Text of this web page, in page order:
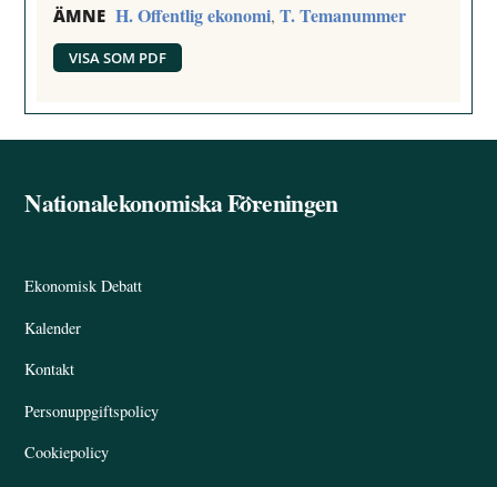
ÄMNE H. Offentlig ekonomi,T. Temanummer
VISA SOM PDF
Back
Nationalekonomiska Föreningen
Ekonomisk Debatt
Kalender
Kontakt
Personuppgiftspolicy
Cookiepolicy